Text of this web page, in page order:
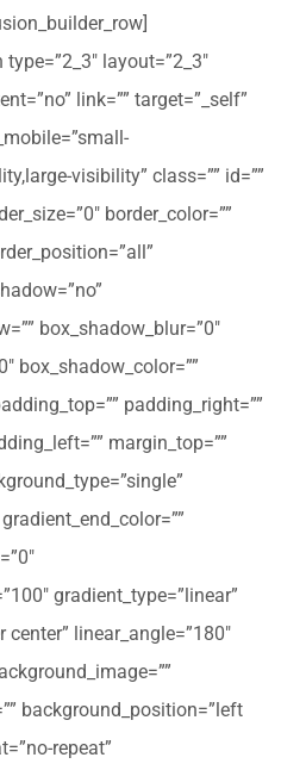
layout=”2_3″
link=”” target=”_self”
visibility” class=”” id=””
border_color=””
box_shadow_blur=”0″
box_shadow_color=””
padding_right=””
margin_top=””
gradient_type=”linear”
linear_angle=”180″
background_position=”left
repeat”